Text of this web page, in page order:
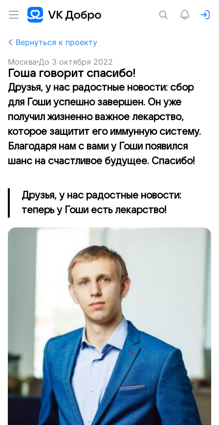
Вернуться к проекту
Москва До 3 октября 2022
Гоша говорит спасибо!
Друзья, у нас радостные новости: сбор
для Гоши успешно завершен. Он уже
получил жизненно важное лекарство,
которое защитит его иммунную систему.
Благодаря нам с вами у Гоши появился
шанс на счастливое будущее. Спасибо!
Друзья, у нас радостные новости:
теперь у Гоши есть лекарство!